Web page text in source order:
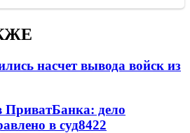
насчет вывода войск из
ПриватБанка: дело
в суд8422